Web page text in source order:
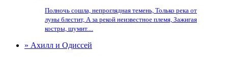
Полночь сошла, непроглядная темень, Только река от
луны блестит, А за рекой неизвестное племя, Зажигая
костры, шумит....
» Ахилл и Одиссей